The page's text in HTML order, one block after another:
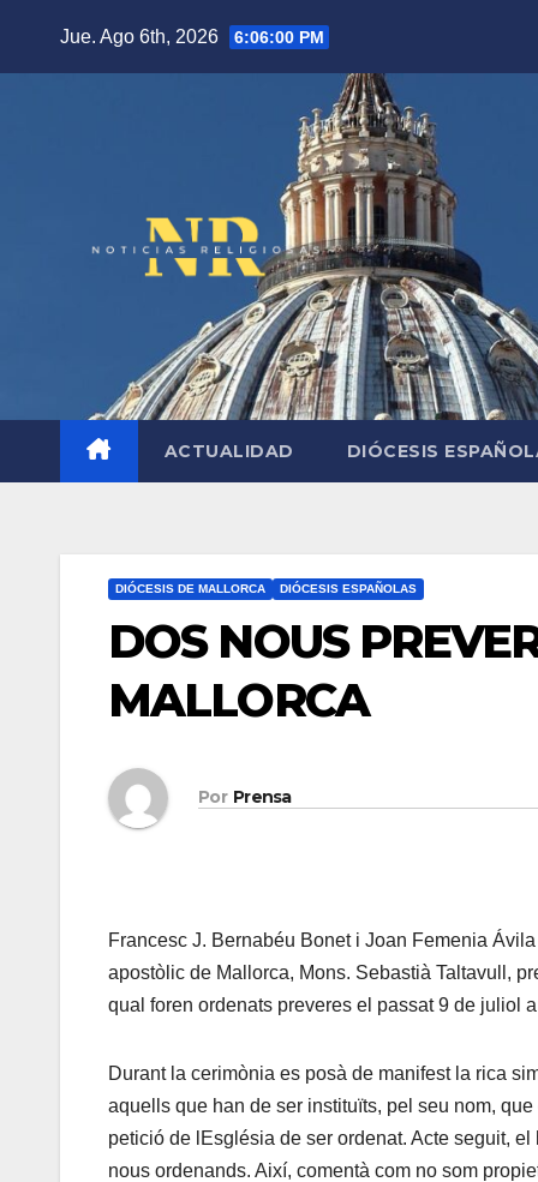
Jue. Ago 6th, 2026 6:06:01 PM
ACTUALIDAD DIÓCESIS
DIÓCESIS DE MALLORCA DIÓCESIS ESPAÑOLAS
DOS NOUS
MALLORCA
Por Prensa
Francesc J. Bernabéu Bonet i Joan Femenia
apostòlic de Mallorca, Mons. Sebastià Taltavull,
qual foren ordenats preveres el passat 9 de juliol
Durant la cerimònia es posà de manifest la rica
aquells que han de ser instituïts, pel seu nom,
petició de lEsglésia de ser ordenat. Acte seguit,
nous ordenands. Així, comentà com no som